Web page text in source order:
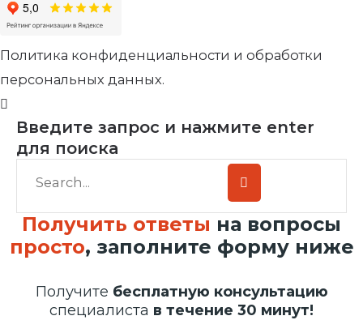
Политика конфиденциальности и обработки
персональных данных.
Введите запрос и нажмите enter
для поиска
Получить ответы на вопросы
просто, заполните форму ниже
Получите бесплатную консультацию
специалиста в течение 30 минут!